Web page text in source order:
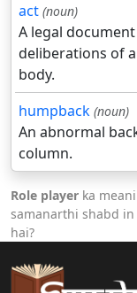
act (noun)
A legal
deliberations of
body.
humpback (noun)
An abnormal
column.
Role player ka
samanarthi shabd
hai?